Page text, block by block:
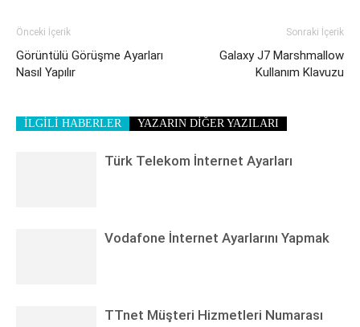
Önceki İçerik
Görüntülü Görüşme Ayarları
Nasıl Yapılır
Sonraki İçerik
Galaxy J7 Marshmallow
Kullanım Klavuzu
İLGİLİ HABERLER YAZARIN DİĞER YAZILARI
Türk Telekom İnternet Ayarları
Vodafone İnternet Ayarlarını Yapmak
TTnet Müşteri Hizmetleri Numarası